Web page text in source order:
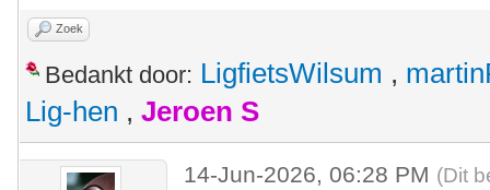
Zoek
Bedankt door: LigfietsWilsum ,
Lig-hen , Jeroen S
14-Jun-2026, 06:28 PM (Dit